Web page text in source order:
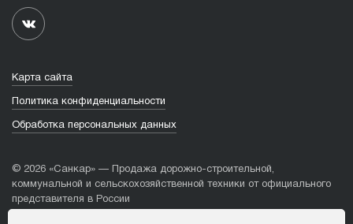
Карта сайта
Политика конфиденциальности
Обработка персональных данных
© 2026 «Санкар» — Продажа дорожно-строительной,
коммунальной и сельскохозяйственной техники от официального
представителя в России